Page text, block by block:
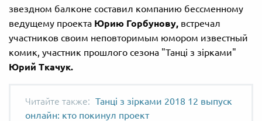
звездном балконе составил компанию бессменному
ведущему проекта Юрию Горбунову, встречал
участников своим неповторимым юмором известный
комик, участник прошлого сезона "Танці з зірками"
Юрий Ткачук.
Танці з зірками 2018 12 выпуск
онлайн: кто покинул проект